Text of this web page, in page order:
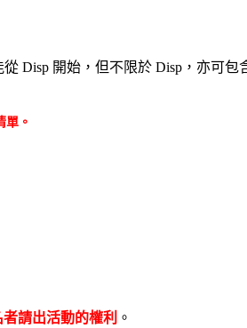
Disp 開始，但不限於 Disp，亦可
單。
請出活動的權利 。